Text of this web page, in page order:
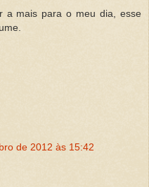
a mais para o meu dia, esse
de 2012 às 15:42